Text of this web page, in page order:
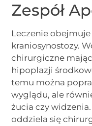
Zespół
Leczenie
kraniosynostozy.
chirurgiczne
hipoplazji
temu można
wyglądu, ale
żucia czy
oddziela się